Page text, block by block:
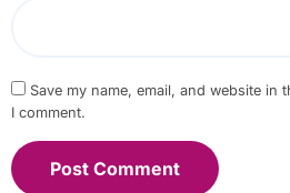
Save my name, email, and website in
I comment.